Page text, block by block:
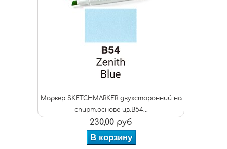
Маркер SKETCHMARKER двухсторонний на
спирт.основе цв.B54...
230,00 руб
В корзину